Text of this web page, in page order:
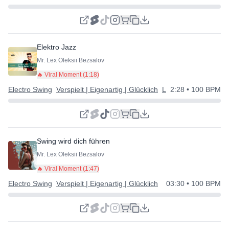
Elektro Jazz
Mr. Lex Oleksii Bezsalov
🔥 Viral Moment (1:18)
Electro Swing Verspielt | Eigenartig | Glücklich Lustig
2:28 • 100 BPM
Swing wird dich führen
Mr. Lex Oleksii Bezsalov
🔥 Viral Moment (1:47)
Electro Swing Verspielt | Eigenartig | Glücklich 03:30 • 100 BPM